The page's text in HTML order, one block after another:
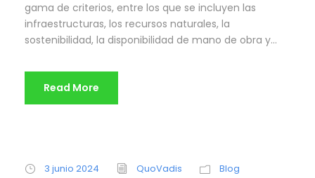
gama de criterios, entre los que se incluyen las
infraestructuras, los recursos naturales, la
sostenibilidad, la disponibilidad de mano de obra y...
Read More
3 junio 2024 QuoVadis Blog